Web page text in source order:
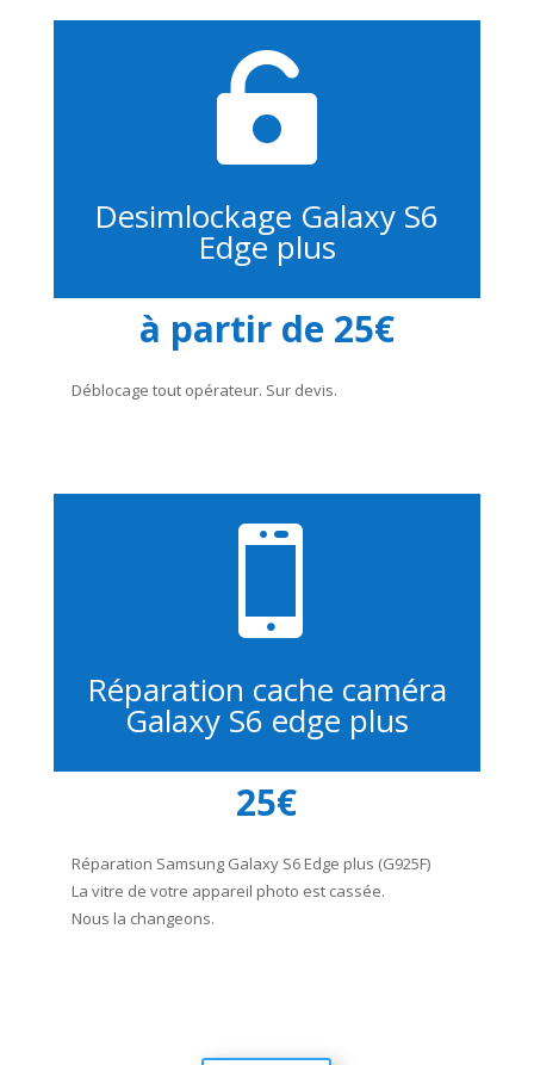

Desimlockage Galaxy S6
Edge plus
à partir de 25€
Déblocage tout opérateur. Sur devis.

Réparation cache caméra
Galaxy S6 edge plus
25€
Réparation Samsung Galaxy S6 Edge plus (G925F)
La vitre de votre appareil photo est cassée.
Nous la changeons.